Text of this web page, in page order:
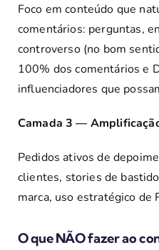
Foco em conteúdo que
comentários: perguntas,
controverso (no bom
100% dos comentários e
influenciadores que
Camada 3 —
Pedidos ativos de
clientes, stories de
marca, uso estratégico de
O que NÃO fazer ao